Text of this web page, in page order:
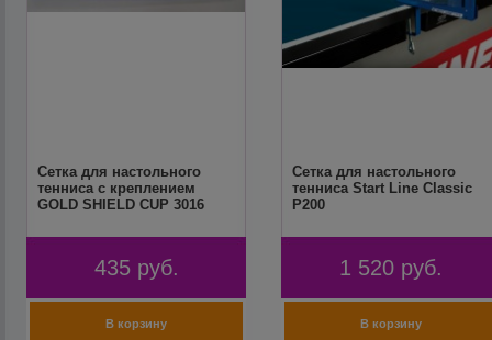
Сетка для настольного
тенниса с креплением
GOLD SHIELD CUP 3016
435 руб.
Сетка для настольного
тенниса Start Line Classic
P200
1 520 руб.